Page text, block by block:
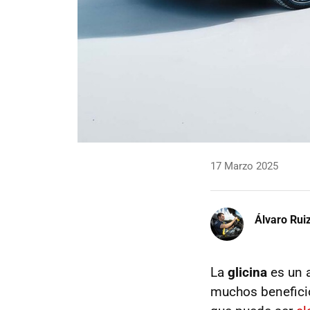
17 Marzo 2025
Álvaro
La glicina es un
muchos